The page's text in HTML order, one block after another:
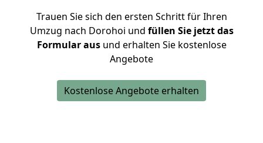
Trauen Sie sich den ersten Schritt für Ihren
Umzug nach Dorohoi und füllen Sie jetzt das
Formular ausund erhalten Sie kostenlose
Angebote
Kostenlose Angebote erhalten